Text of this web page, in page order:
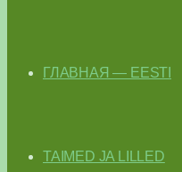
ГЛАВНАЯ — EESTI
TAIMED JA LILLED